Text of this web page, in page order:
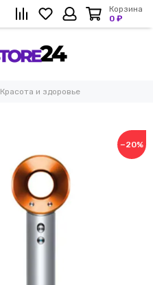
Корзина
0 ₽
Красота и здоровье
−20%